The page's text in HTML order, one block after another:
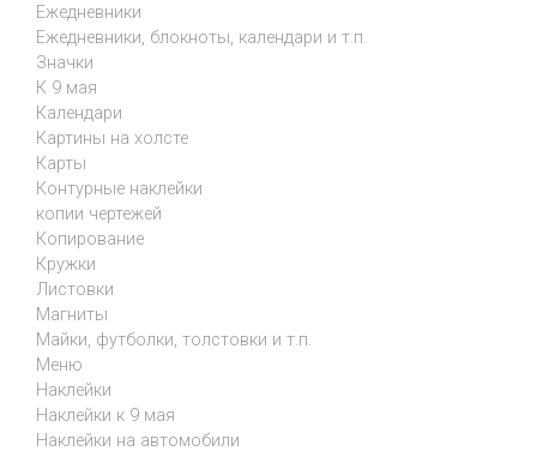
Ежедневники
Ежедневники, блокноты, календари и т.п.
Значки
К 9 мая
Календари
Картины на холсте
Карты
Контурные наклейки
копии чертежей
Копирование
Кружки
Листовки
Магниты
Майки, футболки, толстовки и т.п.
Меню
Наклейки
Наклейки к 9 мая
Наклейки на автомобили